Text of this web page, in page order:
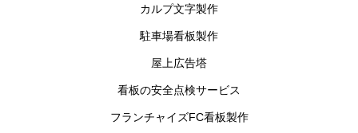
カルプ文字製作
駐車場看板製作
屋上広告塔
看板の安全点検サービス
フランチャイズFC看板製作